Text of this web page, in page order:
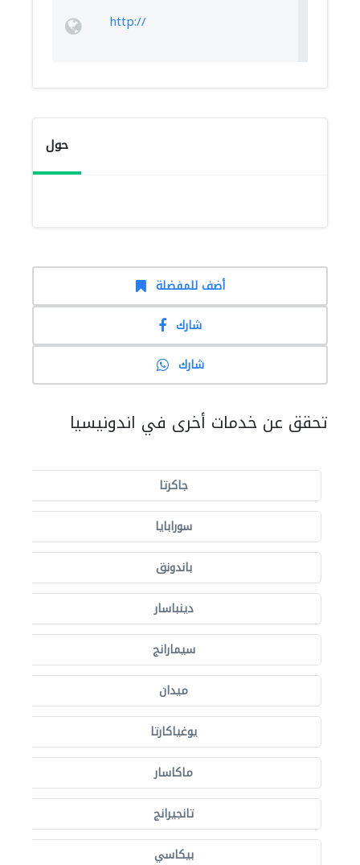
http://
حول
أضف للمفضلة
شارك
شارك
تحقق عن خدمات أخرى في اندونيسيا
جاكرتا
سورابايا
باندونق
دينباسار
سيمارانج
ميدان
يوغياكارتا
ماكاسار
تانجيرانج
بيكاسي